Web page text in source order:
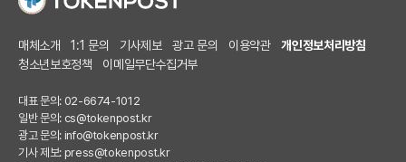
매체소개 1:1 문의 기사제보 광고 문의 이용약관
개인정보처리방침
청소년보호정책
이메일무단수집거부
대표 문의: 02-6674-1012
일반 문의: cs@tokenpost.kr
광고 문의: info@tokenpost.kr
기사 제보: press@tokenpost.kr